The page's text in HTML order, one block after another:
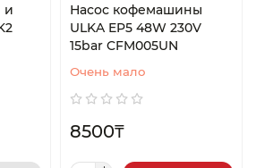
и
Насос кофемашины
ULKA EP5 48W 230V
15bar CFM005UN
Очень мало
8500₸